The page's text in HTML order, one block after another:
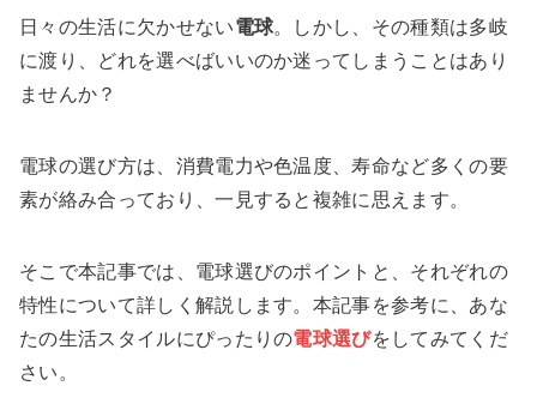
日々の生活に欠かせない電球。しかし、その種類は多岐
に渡り、どれを選べばいいのか迷ってしまうことはあり
ませんか？
電球の選び方は、消費電力や色温度、寿命など多くの要
素が絡み合っており、一見すると複雑に思えます。
そこで本記事では、電球選びのポイントと、それぞれの
特性について詳しく解説します。本記事を参考に、あな
たの生活スタイルにぴったりの電球選びをしてみてくだ
さい。